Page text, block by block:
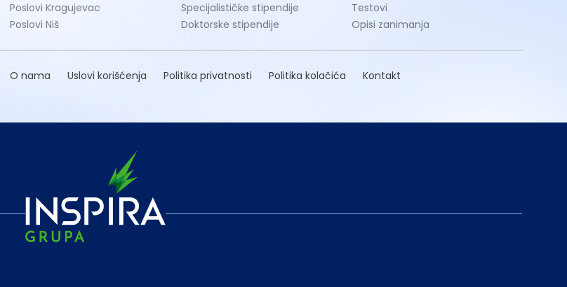
Poslovi Kragujevac
Poslovi Niš
Specijalističke stipendije
Doktorske stipendije
Testovi
Opisi zanimanja
O nama Uslovi korišćenja Politika privatnosti Politika kolačića Kontakt